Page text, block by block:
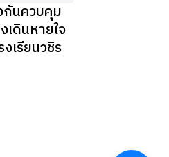
กันควบคุม
เดินหายใจ
เรียนวชิร